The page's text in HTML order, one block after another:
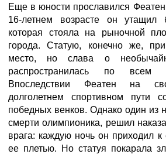
Еще в юности прославился
16-летнем возрасте он утащил
которая стояла на рыночной
города. Статую, конечно же,
место, но слава о
распространилась по всем
Впоследствии Феатен на
долголетнем спортивном пути
победных венков. Однако один из
смерти олимпионика, решил
врага: каждую ночь он приходил к
ее плетью. Но статуя покарала